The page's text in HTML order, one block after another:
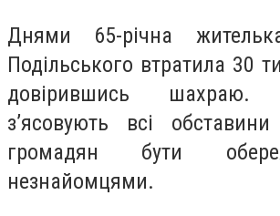
Днями 65-річна
Подільського втратила 30
довірившись шахраю.
зʼясовують всі
громадян бути
незнайомцями.